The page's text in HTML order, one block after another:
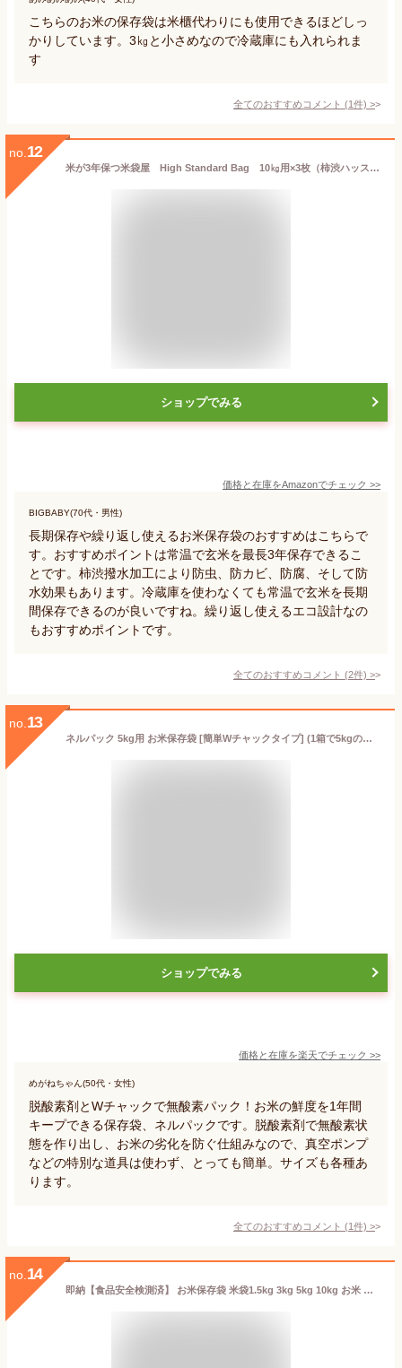
こちらのお米の保存袋は米櫃代わりにも使用できるほどしっ
かりしています。3㎏と小さめなので冷蔵庫にも入れられま
す
全てのおすすめコメント (1件) >
no. 12
米が3年保つ米袋屋 High Standard Bag 10㎏用×3枚（柿渋ハッスイ米袋）
ショップでみる
価格と在庫をAmazonでチェック >>
BIGBABY(70代・男性)
長期保存や繰り返し使えるお米保存袋のおすすめはこちらで
す。おすすめポイントは常温で玄米を最長3年保存できるこ
とです。柿渋撥水加工により防虫、防カビ、防腐、そして防
水効果もあります。冷蔵庫を使わなくても常温で玄米を長期
間保存できるのが良いですね。繰り返し使えるエコ設計なの
もおすすめポイントです。
全てのおすすめコメント (2件) >
no. 13
ネルパック 5kg用 お米保存袋 [簡単Wチャックタイプ] (1箱で5kgの保存袋を3個作成できます) - 一色本店
ショップでみる
価格と在庫を楽天でチェック >>
めがねちゃん(50代・女性)
脱酸素剤とWチャックで無酸素パック！お米の鮮度を1年間
キープできる保存袋、ネルパックです。脱酸素剤で無酸素状
態を作り出し、お米の劣化を防ぐ仕組みなので、真空ポンプ
などの特別な道具は使わず、とっても簡単。サイズも各種あ
ります。
全てのおすすめコメント (1件) >
no. 14
即納【食品安全検測済】 お米保存袋 米袋1.5kg 3kg 5kg 10kg お米 保存容器 アルミ袋 特大 遮光袋 食品保存容器 米保存袋 防湿袋 アルミ保存袋 チャック付き アルミ包装 長期保存 鮮度維持 カビ防止 臭い防止 自宅用米袋 省スペース スリム冷蔵庫 便利グッズ